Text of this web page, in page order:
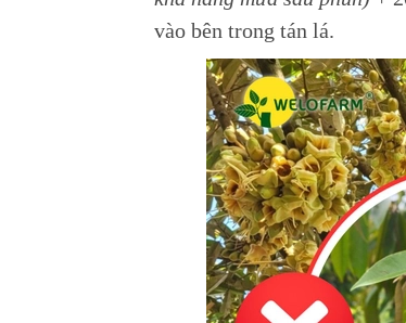
vào bên trong tán lá.